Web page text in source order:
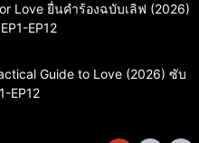
Love ยื่นคำร้องฉบับเลิฟ (2026)
EP12
Guide to Love (2026) ซับ
EP12